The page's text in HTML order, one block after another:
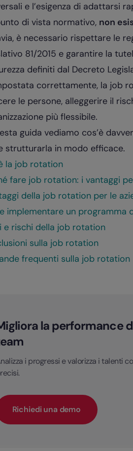
e l’esigenza di adattarsi
di vista normativo, non
è necessario rispettare le
81/2015 e garantire la
definiti dal Decreto
correttamente, la job
le persone, alleggerire il
più flessibile.
guida vediamo cos’è
strutturarla in modo efficace.
la job rotation
fare job rotation: i vantaggi
della job rotation per le
implementare un programma
e rischi della job rotation
sulla job rotation
frequenti sulla job rotation
la performance
i progressi e valorizza i talenti
Richiedi una demo